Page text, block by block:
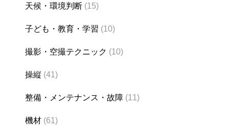
天候・環境判断 (15)
子ども・教育・学習 (10)
撮影・空撮テクニック (10)
操縦 (41)
整備・メンテナンス・故障 (11)
機材 (61)